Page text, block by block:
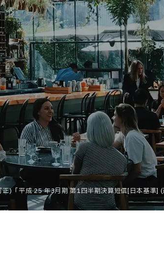
情報
情報
お知らせ
お役立ちコラム
採用情報
お問い合わせ
正)「平成 25 年3月期 第1四半期決算短信[日本基準]